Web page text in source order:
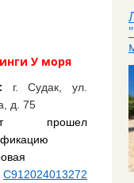
г. Судак, ул.
д. 75
прошел
С912024013272